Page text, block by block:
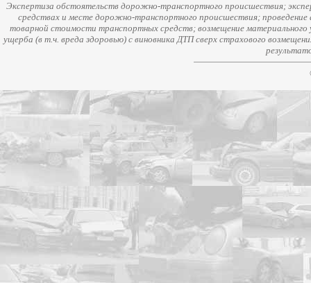
Экспертиза обстоятельств дорожно-транспортного происшествия;
средствах и месте дорожно-транспортного происшествия;
товарной стоимости транспортных средств; возмещение
ущерба (в т.ч. вреда здоровью) с виновника ДТП сверх страхового